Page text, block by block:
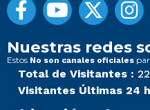
Nuestras redes
Estos No son canales oficiales
Total de Visitantes :
Visitantes Últimas 24